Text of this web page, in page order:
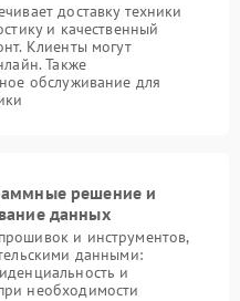
доставку техники
и качественный
Клиенты могут
Также
обслуживание для
решение и
данных
и инструментов,
данными:
и
необходимости